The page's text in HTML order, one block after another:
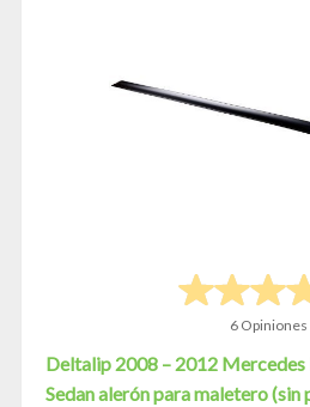
6 Opiniones
Deltalip 2008 – 2012 Mercedes
Sedan alerón para maletero (sin